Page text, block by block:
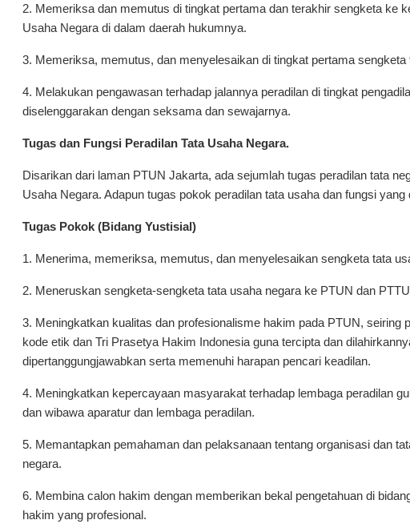
2. Memeriksa dan memutus di tingkat pertama dan terakhir sengketa ke
Usaha Negara di dalam daerah hukumnya.
3. Memeriksa, memutus, dan menyelesaikan di tingkat pertama sengketa
4. Melakukan pengawasan terhadap jalannya peradilan di tingkat
diselenggarakan dengan seksama dan sewajarnya.
Tugas dan Fungsi Peradilan Tata Usaha Negara.
Disarikan dari laman PTUN Jakarta, ada sejumlah tugas peradilan tata
Usaha Negara. Adapun tugas pokok peradilan tata usaha dan fungsi
Tugas Pokok (Bidang Yustisial)
1. Menerima, memeriksa, memutus, dan menyelesaikan sengketa tata
2. Meneruskan sengketa-sengketa tata usaha negara ke PTUN dan
3. Meningkatkan kualitas dan profesionalisme hakim pada PTUN, seiring
kode etik dan Tri Prasetya Hakim Indonesia guna tercipta dan
dipertanggungjawabkan serta memenuhi harapan pencari keadilan.
4. Meningkatkan kepercayaan masyarakat terhadap lembaga peradilan
dan wibawa aparatur dan lembaga peradilan.
5. Memantapkan pemahaman dan pelaksanaan tentang organisasi dan
negara.
6. Membina calon hakim dengan memberikan bekal pengetahuan di
hakim yang profesional.